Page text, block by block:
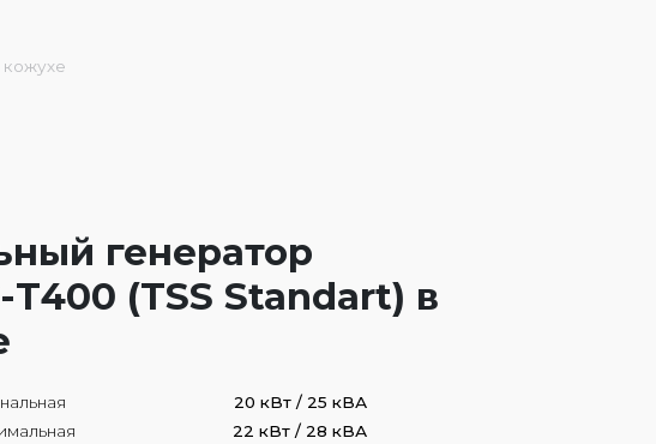
кожухе
генератор
(TSS Standart) в
20 кВт / 25 кВА
22 кВт / 28 кВА